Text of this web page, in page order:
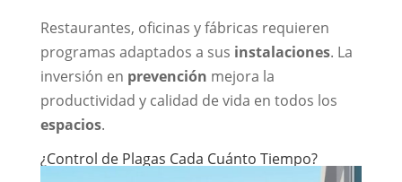
Restaurantes, oficinas y fábricas requieren
programas adaptados a sus instalaciones. La
inversión en prevención mejora la
productividad y calidad de vida en todos los
espacios.
¿Control de Plagas Cada Cuánto Tiempo?